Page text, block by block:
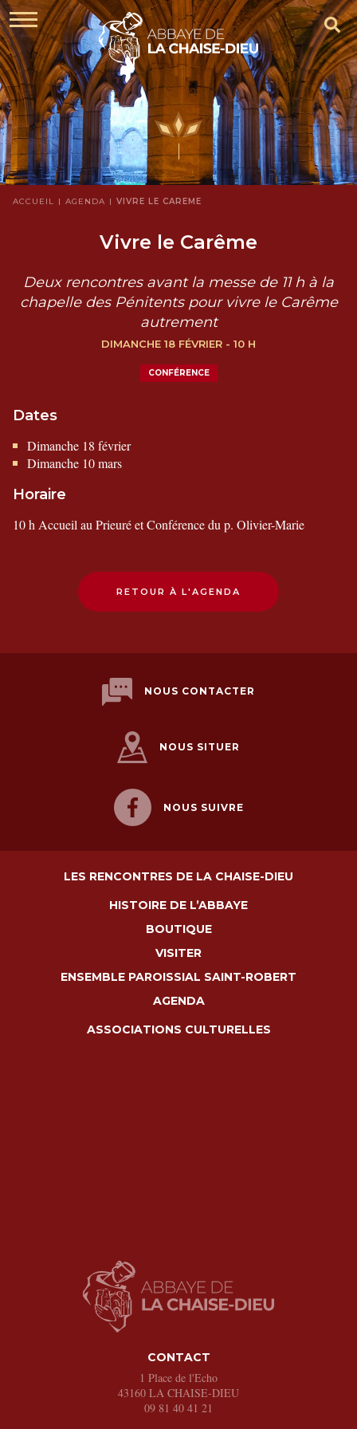
ACCUEIL AGENDA VIVRE LE CARÊME
Vivre le Carême
Deux rencontres avant la messe de 11 h à la
chapelle des Pénitents pour vivre le Carême
autrement
DIMANCHE 18 FÉVRIER - 10 H
CONFÉRENCE
Dates
Dimanche 18 février
Dimanche 10 mars
Horaire
10 h Accueil au Prieuré et Conférence du p. Olivier-Marie
RETOUR À L'AGENDA
NOUS CONTACTER
NOUS SITUER
NOUS SUIVRE
LES RENCONTRES DE LA CHAISE-DIEU
HISTOIRE DE L’ABBAYE
BOUTIQUE
VISITER
ENSEMBLE PAROISSIAL SAINT-ROBERT
AGENDA
ASSOCIATIONS CULTURELLES
CONTACT
1 Place de l'Echo
43160 LA CHAISE-DIEU
09 81 40 41 21